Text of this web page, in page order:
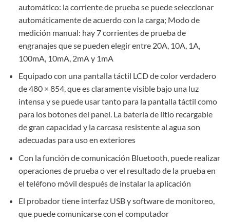
automático: la corriente de prueba se puede seleccionar
automáticamente de acuerdo con la carga; Modo de
medición manual: hay 7 corrientes de prueba de
engranajes que se pueden elegir entre 20A, 10A, 1A,
100mA, 10mA, 2mA y 1mA
Equipado con una pantalla táctil LCD de color verdadero
de 480 × 854, que es claramente visible bajo una luz
intensa y se puede usar tanto para la pantalla táctil como
para los botones del panel. La batería de litio recargable
de gran capacidad y la carcasa resistente al agua son
adecuadas para uso en exteriores
Con la función de comunicación Bluetooth, puede realizar
operaciones de prueba o ver el resultado de la prueba en
el teléfono móvil después de instalar la aplicación
El probador tiene interfaz USB y software de monitoreo,
que puede comunicarse con el computador